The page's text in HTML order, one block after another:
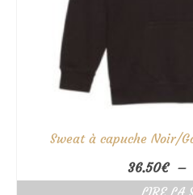
Sweat à capuche Noir/
36.50€ –
LIRE LA